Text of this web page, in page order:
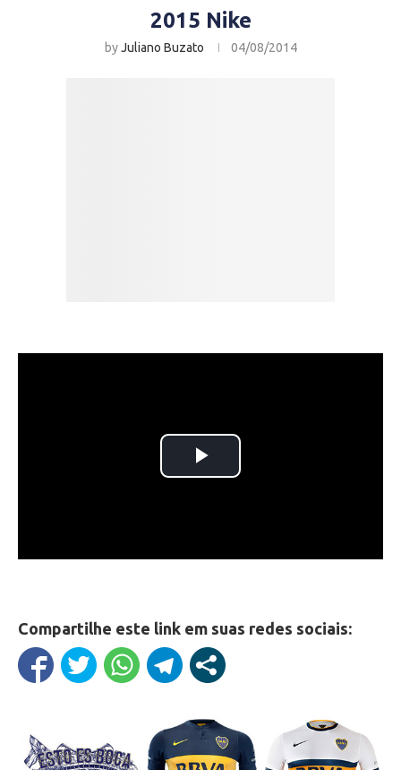
2015 Nike
byJuliano Buzato 04/08/2014
Compartilhe este link em suas redes sociais: